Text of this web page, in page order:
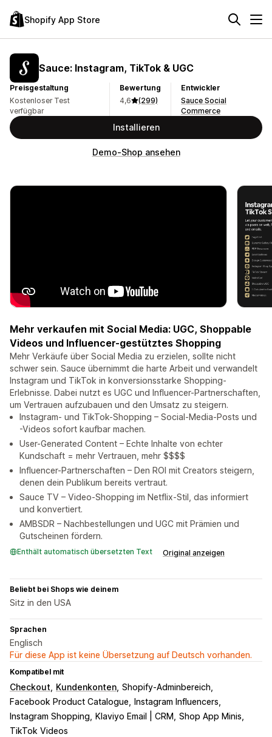
Shopify App Store
Sauce: Instagram, TikTok & UGC
Preisgestaltung
Kostenloser Test
verfügbar
Bewertung
4,6
(299)
Entwickler
Sauce Social
Commerce
Installieren
Demo-Shop ansehen
Mehr verkaufen mit Social Media: UGC, Shoppable
Videos und Influencer-gestütztes Shopping
Mehr Verkäufe über Social Media zu erzielen, sollte nicht
schwer sein. Sauce übernimmt die harte Arbeit und verwandelt
Instagram und TikTok in konversionsstarke Shopping-
Erlebnisse. Dabei nutzt es UGC und Influencer-Partnerschaften,
um Vertrauen aufzubauen und den Umsatz zu steigern.
Instagram- und TikTok-Shopping – Social-Media-Posts und
-Videos sofort kaufbar machen.
User-Generated Content – Echte Inhalte von echter
Kundschaft = mehr Vertrauen, mehr $$$$
Influencer-Partnerschaften – Den ROI mit Creators steigern,
denen dein Publikum bereits vertraut.
Sauce TV – Video-Shopping im Netflix-Stil, das informiert
und konvertiert.
AMBSDR – Nachbestellungen und UGC mit Prämien und
Gutscheinen fördern.
Enthält automatisch übersetzten Text Original anzeigen
Beliebt bei Shops wie deinem
Sitz in den USA
Sprachen
Englisch
Für diese App ist keine Übersetzung auf Deutsch vorhanden.
Kompatibel mit
Checkout Kundenkonten Shopify-Adminbereich
Facebook Product Catalogue
Instagram Influencers
Instagram Shopping
Klaviyo Email | CRM
Shop App Minis
TikTok Videos